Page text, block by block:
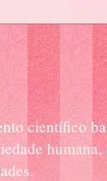
científico
humana,